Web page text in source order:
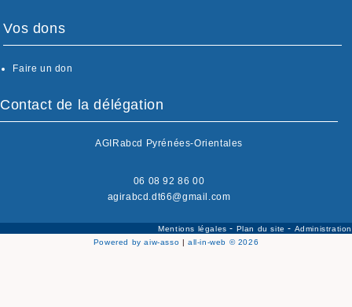
Vos dons
Faire un don
Contact de la délégation
AGIRabcd Pyrénées-Orientales
06 08 92 86 00
agirabcd.dt66@gmail.com
Mentions légales- Plan du site- Administration
Powered by aiw-asso | all-in-web © 2026